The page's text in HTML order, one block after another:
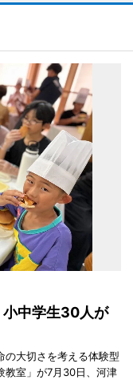
中学生30人が
の大切さを考える体験型
教室」が7月30日、河津